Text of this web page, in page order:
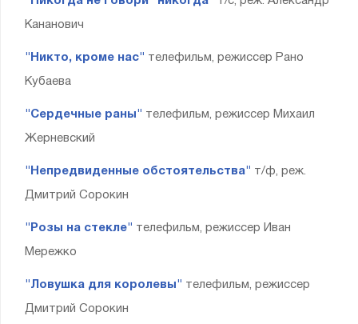
Кананович
"Никто, кроме нас" телефильм, режиссер Рано
Кубаева
"Сердечные раны" телефильм, режиссер Михаил
Жерневский
"Непредвиденные обстоятельства" т/ф, реж.
Дмитрий Сорокин
"Розы на стекле" телефильм, режиссер Иван
Мережко
"Ловушка для королевы" телефильм, режиссер
Дмитрий Сорокин